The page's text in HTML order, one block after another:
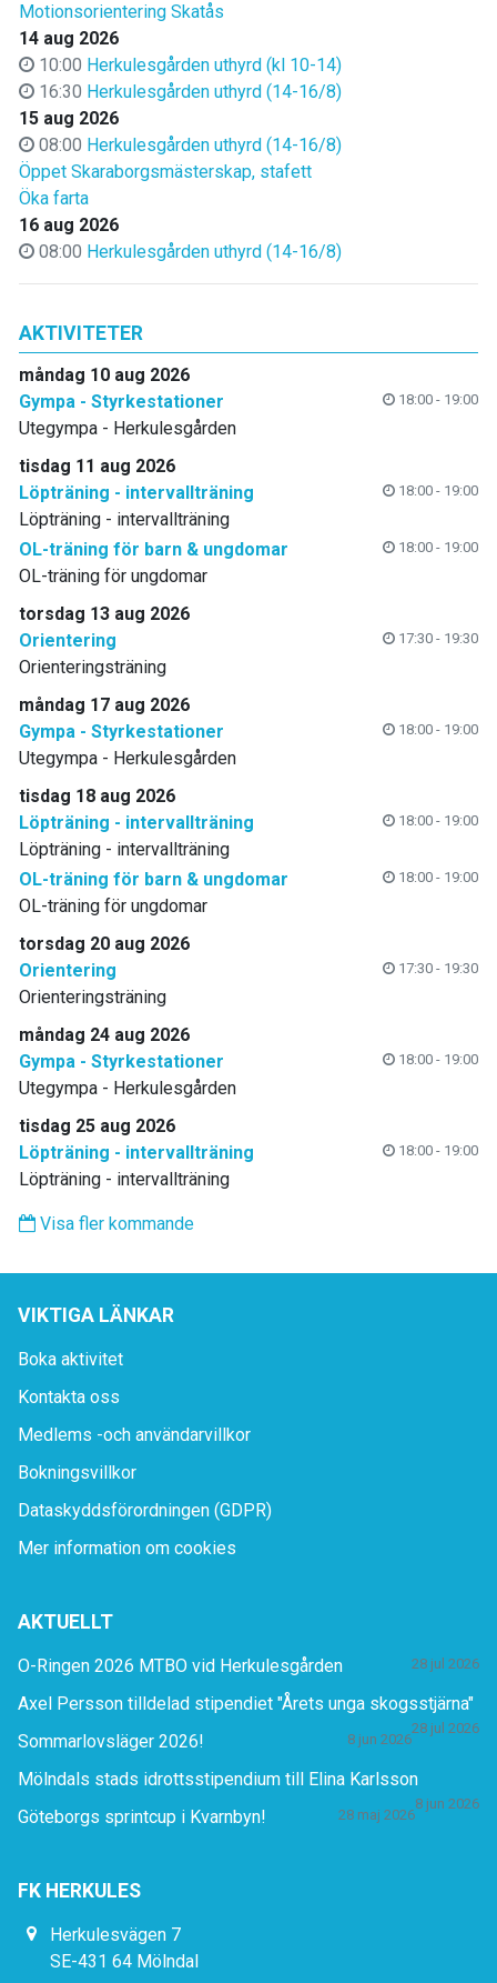
Motionsorientering Skatås
14 aug 2026
10:00 Herkulesgården uthyrd (kl 10-14)
16:30 Herkulesgården uthyrd (14-16/8)
15 aug 2026
08:00 Herkulesgården uthyrd (14-16/8)
Öppet Skaraborgsmästerskap, stafett
Öka farta
16 aug 2026
08:00 Herkulesgården uthyrd (14-16/8)
AKTIVITETER
måndag 10 aug 2026
Gympa - Styrkestationer
18:00 - 19:00
Utegympa - Herkulesgården
tisdag 11 aug 2026
Löpträning - intervallträning
18:00 - 19:00
Löpträning - intervallträning
OL-träning för barn & ungdomar
18:00 - 19:00
OL-träning för ungdomar
torsdag 13 aug 2026
Orientering
17:30 - 19:30
Orienteringsträning
måndag 17 aug 2026
Gympa - Styrkestationer
18:00 - 19:00
Utegympa - Herkulesgården
tisdag 18 aug 2026
Löpträning - intervallträning
18:00 - 19:00
Löpträning - intervallträning
OL-träning för barn & ungdomar
18:00 - 19:00
OL-träning för ungdomar
torsdag 20 aug 2026
Orientering
17:30 - 19:30
Orienteringsträning
måndag 24 aug 2026
Gympa - Styrkestationer
18:00 - 19:00
Utegympa - Herkulesgården
tisdag 25 aug 2026
Löpträning - intervallträning
18:00 - 19:00
Löpträning - intervallträning
Visa fler kommande
VIKTIGA LÄNKAR
Boka aktivitet
Kontakta oss
Medlems -och användarvillkor
Bokningsvillkor
Dataskyddsförordningen (GDPR)
Mer information om cookies
AKTUELLT
O-Ringen 2026 MTBO vid Herkulesgården 28 jul 2026
Axel Persson tilldelad stipendiet "Årets unga skogsstjärna"
28 jul 2026
Sommarlovsläger 2026! 8 jun 2026
Mölndals stads idrottsstipendium till Elina Karlsson
8 jun 2026
Göteborgs sprintcup i Kvarnbyn! 28 maj 2026
FK HERKULES
Herkulesvägen 7
SE-431 64 Mölndal